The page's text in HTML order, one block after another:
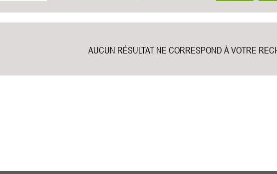
AUCUN RÉSULTAT NE CORRESPOND À VOTRE